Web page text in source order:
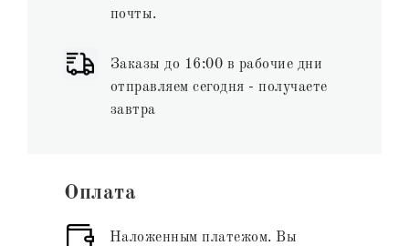
почты.
Заказы до 16:00 в рабочие дни
отправляем сегодня - получаете
завтра
Оплата
Наложенным платежом. Вы